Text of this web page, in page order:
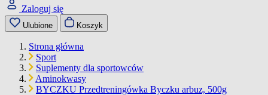
Zaloguj się
Ulubione Koszyk
Strona główna
Sport
Suplementy dla sportowców
Aminokwasy
BYCZKU Przedtreningówka Byczku arbuz, 500g